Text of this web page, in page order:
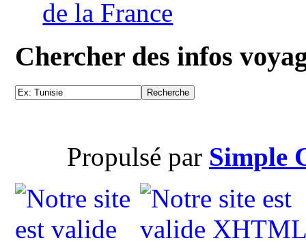
de la France
Chercher des infos
Propulsé par Simple